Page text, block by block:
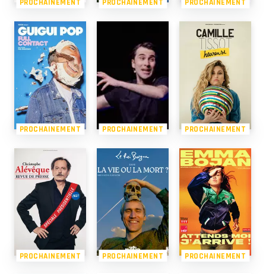
PROCHAINEMENT PROCHAINEMENT PROCHAINEMENT
PROCHAINEMENT PROCHAINEMENT PROCHAINEMENT
PROCHAINEMENT PROCHAINEMENT PROCHAINEMENT